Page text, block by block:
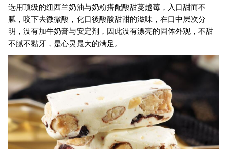
选用顶级的纽西兰奶油与奶粉搭配酸甜蔓越莓，入口甜而不
腻，咬下去微微酸，化口後酸酸甜甜的滋味，在口中层次分
明，没有加牛奶膏与安定剂，因此没有漂亮的固体外观，不甜
不腻不黏牙，是心灵最大的满足。